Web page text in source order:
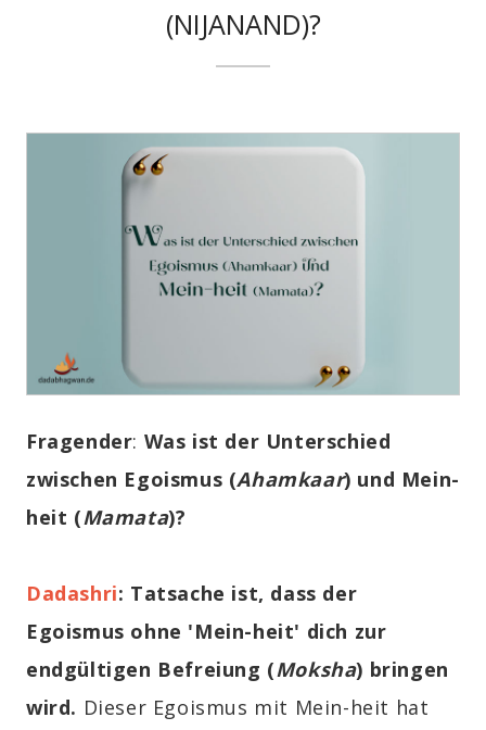
(NIJANAND)?
Fragender: Was ist der Unterschied
zwischen Egoismus (Ahamkaar) und Mein-
heit (Mamata)?
Dadashri: Tatsache ist, dass der
Egoismus ohne 'Mein-heit' dich zur
endgültigen Befreiung (Moksha) bringen
wird. Dieser Egoismus mit Mein-heit hat